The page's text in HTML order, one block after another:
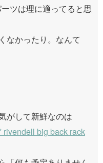
ツは理に適ってると思
なかったり。なんて
がして新鮮なのは
rivendell big back rack